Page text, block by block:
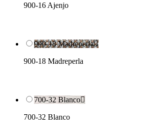
900-16 Ajenjo
900-18 Madreperla
900-18 Madreperla
700-32 Blanco
700-32 Blanco